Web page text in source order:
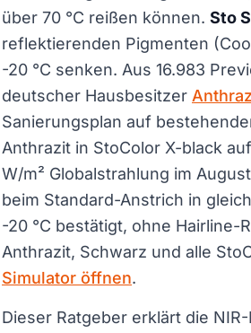
über 70 °C reißen können. Sto
reflektierenden Pigmenten
-20 °C senken. Aus 16.983
deutscher Hausbesitzer
Sanierungsplan auf
Anthrazit in StoColor X-black
W/m² Globalstrahlung im
beim Standard-Anstrich in
-20 °C bestätigt, ohne Hairline-
Anthrazit, Schwarz und alle
Simulator öffnen.
Dieser Ratgeber erklärt die